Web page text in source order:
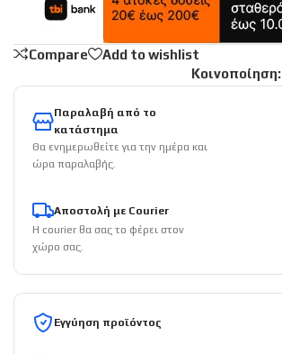
Compare
Add to wishlist
Κοινοποίηση:
Παραλαβή από το
κατάστημα
Θα ενημερωθείτε για την ημέρα και
ώρα παραλαβής.
Αποστολή με Courier
Η courier θα σας το φέρει στον
χώρο σας.
Εγγύηση προϊόντος